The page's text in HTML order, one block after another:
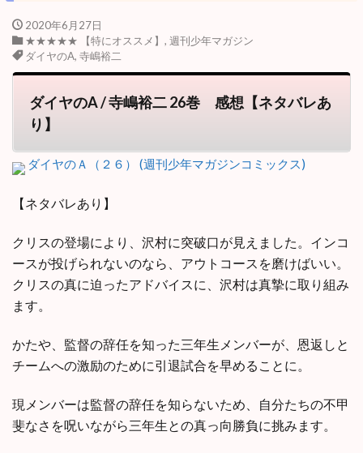
2020年6月27日
★★★★★ 【特にオススメ】 , 週刊少年マガジン
ダイヤのA, 寺嶋裕二
ダイヤのA / 寺嶋裕二 26巻 感想【ネタバレあ
り】
ダイヤのＡ（２６） (週刊少年マガジンコミックス)
【ネタバレあり】
クリスの登場により、沢村に突破口が見えました。インコ
ースが投げられないのなら、アウトコースを磨けばいい。
クリスの真に迫ったアドバイスに、沢村は真摯に取り組み
ます。
かたや、監督の辞任を知った三年生メンバーが、恩返しと
チームへの激励のために引退試合を早めることに。
現メンバーは監督の辞任を知らないため、自分たちの不甲
斐なさを呪いながら三年生との真っ向勝負に挑みます。